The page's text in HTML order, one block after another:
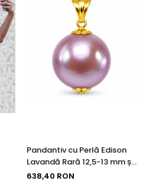
Pandantiv cu Perlă Edison
Lavandă Rară 12,5-13 mm și
Aur Galben 14K (aur 585) |
638,40 RON